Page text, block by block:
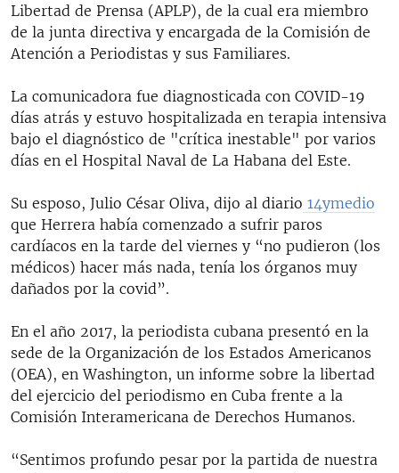
DESINFORMACIÓN RUSA EN AMÉRICA LATINA
LA INVASIÓN DE RUSIA A UCRANIA
Libertad de Prensa (APLP), de la cual era miembro
de la junta directiva y encargada de la Comisión de
Atención a Periodistas y sus Familiares.
La comunicadora fue diagnosticada con COVID-19
días atrás y estuvo hospitalizada en terapia intensiva
bajo el diagnóstico de "crítica inestable" por varios
días en el Hospital Naval de La Habana del Este.
Su esposo, Julio César Oliva, dijo al diario 14ymedio
que Herrera había comenzado a sufrir paros
cardíacos en la tarde del viernes y “no pudieron (los
médicos) hacer más nada, tenía los órganos muy
dañados por la covid”.
En el año 2017, la periodista cubana presentó en la
sede de la Organización de los Estados Americanos
(OEA), en Washington, un informe sobre la libertad
del ejercicio del periodismo en Cuba frente a la
Comisión Interamericana de Derechos Humanos.
“Sentimos profundo pesar por la partida de nuestra